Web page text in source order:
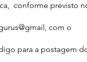
conforme previsto
com o
para a postagem